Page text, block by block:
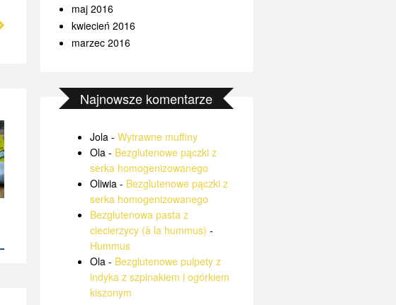
maj 2016
kwiecień 2016
marzec 2016
Najnowsze komentarze
Jola - Wytrawne muffiny
Ola - Bezglutenowe pączki z
serka homogenizowanego
Oliwia - Bezglutenowe pączki z
serka homogenizowanego
Bezglutenowa pasta z
ciecierzycy (à la hummus) -
Hummus
Ola - Bezglutenowe pulpety z
indyka z szpinakiem i ogórkiem
kiszonym